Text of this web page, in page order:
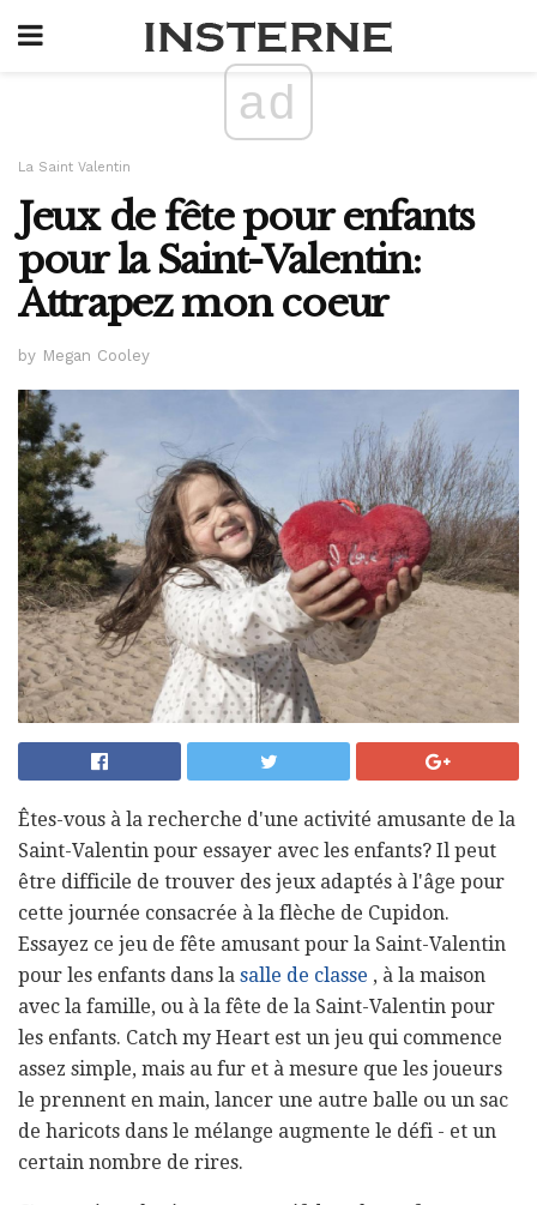
ad
La Saint Valentin
Jeux de fête pour enfants
pour la Saint-Valentin:
Attrapez mon coeur
by Megan Cooley
Êtes-vous à la recherche d'une activité amusante de la
Saint-Valentin pour essayer avec les enfants? Il peut
être difficile de trouver des jeux adaptés à l'âge pour
cette journée consacrée à la flèche de Cupidon.
Essayez ce jeu de fête amusant pour la Saint-Valentin
pour les enfants dans la salle de classe , à la maison
avec la famille, ou à la fête de la Saint-Valentin pour
les enfants. Catch my Heart est un jeu qui commence
assez simple, mais au fur et à mesure que les joueurs
le prennent en main, lancer une autre balle ou un sac
de haricots dans le mélange augmente le défi - et un
certain nombre de rires.